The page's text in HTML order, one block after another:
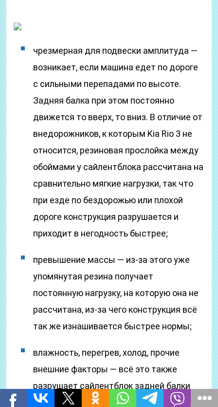
чрезмерная для подвески амплитуда —
возникает, если машина едет по дороге
с сильными перепадами по высоте.
Задняя балка при этом постоянно
движется то вверх, то вниз. В отличие от
внедорожников, к которым Kia Rio 3 не
относится, резиновая прослойка между
обоймами у сайлентблока рассчитана на
сравнительно мягкие нагрузки, так что
при езде по бездорожью или плохой
дороге конструкция разрушается и
приходит в негодность быстрее;
превышение массы — из-за этого уже
упомянутая резина получает
постоянную нагрузку, на которую она не
рассчитана, из-за чего конструкция всё
так же изнашивается быстрее нормы;
влажность, перегрев, холод, прочие
внешние факторы — всё это также
разрушает сайлентблок задней балки
Киа Рио 3, а точнее резину, которая не